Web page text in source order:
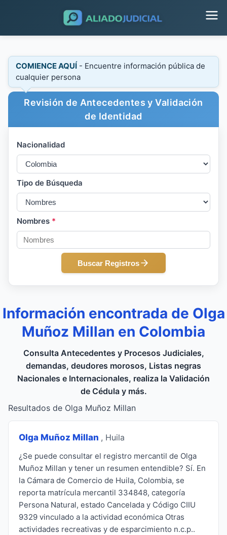
COMIENCE AQUÍ - Encuentre información pública de
cualquier persona
Revisión de Antecedentes y Validación
de Identidad
Nacionalidad
Tipo de Búsqueda
Nombres *
Buscar Registros
Información encontrada de Olga
Muñoz Millan en Colombia
Consulta Antecedentes y Procesos Judiciales,
demandas, deudores morosos, Listas negras
Nacionales e Internacionales, realiza la Validación
de Cédula y más.
Resultados de Olga Muñoz Millan
Olga Muñoz Millan , Huila
¿Se puede consultar el registro mercantil de Olga
Muñoz Millan y tener un resumen entendible? Sí. En
la Cámara de Comercio de Huila, Colombia, se
reporta matrícula mercantil 334848, categoría
Persona Natural, estado Cancelada y Código CIIU
9329 vinculado a la actividad económica Otras
actividades recreativas y de esparcimiento n.c.p..